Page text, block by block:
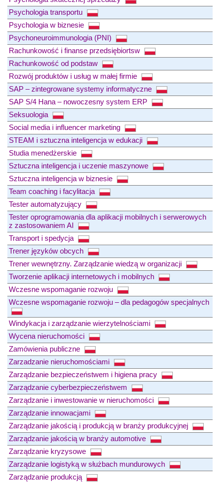
Psychologia transportu
Psychologia w biznesie
Psychoneuroimmunologia (PNI)
Rachunkowość i finanse przedsiębiortsw
Rachunkowość od podstaw
Rozwój produktów i usług w małej firmie
SAP – zintegrowane systemy informatyczne
SAP S/4 Hana – nowoczesny system ERP
Seksuologia
Social media i influencer marketing
STEAM i sztuczna inteligencja w edukacji
Studia menedżerskie
Sztuczna inteligencja i uczenie maszynowe
Sztuczna inteligencja w biznesie
Team coaching i facylitacja
Tester automatyzujący
Tester oprogramowania dla aplikacji mobilnych i serwerowych
z zastosowaniem AI
Transport i spedycja
Trener języków obcych
Trener wewnętrzny. Zarządzanie wiedzą w organizacji
Tworzenie aplikacji internetowych i mobilnych
Wczesne wspomaganie rozwoju
Wczesne wspomaganie rozwoju – dla pedagogów specjalnych
Windykacja i zarządzanie wierzytelnościami
Wycena nieruchomości
Zamówienia publiczne
Zarzadzanie nieruchomościami
Zarządzanie bezpieczeństwem i higiena pracy
Zarządzanie cyberbezpieczeństwem
Zarządzanie i inwestowanie w nieruchomości
Zarządzanie innowacjami
Zarządzanie jakością i produkcją w branży produkcyjnej
Zarządzanie jakością w branży automotive
Zarządzanie kryzysowe
Zarządzanie logistyką w służbach mundurowych
Zarządzanie produkcją